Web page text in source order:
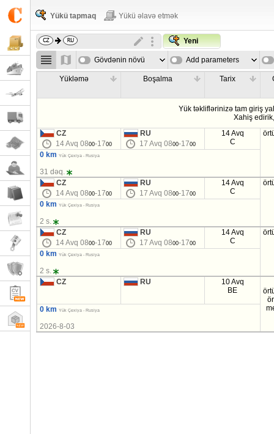
Yükü tapmaq Yükü əlavə etmək
Yeni
Gövdənin növü Add parameters
Yükləmə Boşalma Tarix
Yük təkliflərinizə tam giriş
Xahiş
CZ
14 Avq 0800-1700
RU
17 Avq 0800-1700
14 Avq
C
0 km Yük Çexiya - Rusiya
31 dəq.
CZ
14 Avq 0800-1700
RU
17 Avq 0800-1700
14 Avq
C
0 km Yük Çexiya - Rusiya
2 s.
CZ
14 Avq 0800-1700
RU
17 Avq 0800-1700
14 Avq
C
0 km Yük Çexiya - Rusiya
2 s.
CZ
RU
10 Avq
BE
0 km Yük Çexiya - Rusiya
2026-8-03